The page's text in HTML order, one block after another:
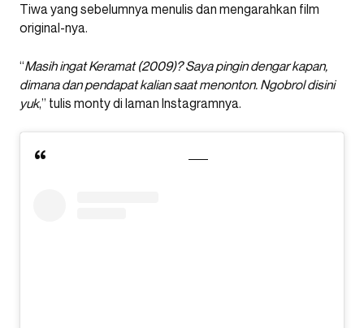
Tiwa yang sebelumnya menulis dan mengarahkan film
original-nya.
“Masih ingat Keramat (2009)? Saya pingin dengar kapan,
dimana dan pendapat kalian saat menonton. Ngobrol disini
yuk,” tulis monty di laman Instagramnya.